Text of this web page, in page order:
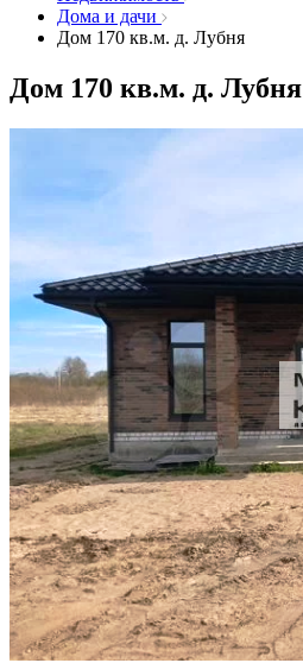
Дома и дачи
Дом 170 кв.м. д. Лубня
Дом 170 кв.м. д. Лубня